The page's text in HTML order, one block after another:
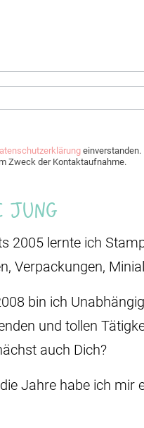
einverstanden.
Zweck der Kontaktaufnahme.
Jung
2005 lernte ich
Verpackungen,
bin ich
und tollen
auch Dich?
Jahre habe ich mir